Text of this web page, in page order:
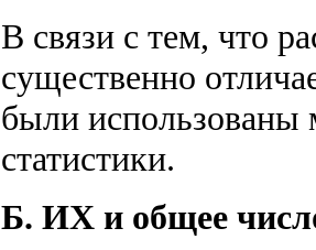
В связи с тем, что
существенно
были использованы
статистики.
Б. ИХ и общее